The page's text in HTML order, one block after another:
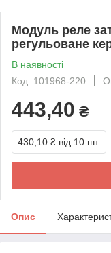
Модуль реле
регульоване
В наявності
Код: 101968-220
443,40 ₴
430,10 ₴ від 10 шт.
Опис